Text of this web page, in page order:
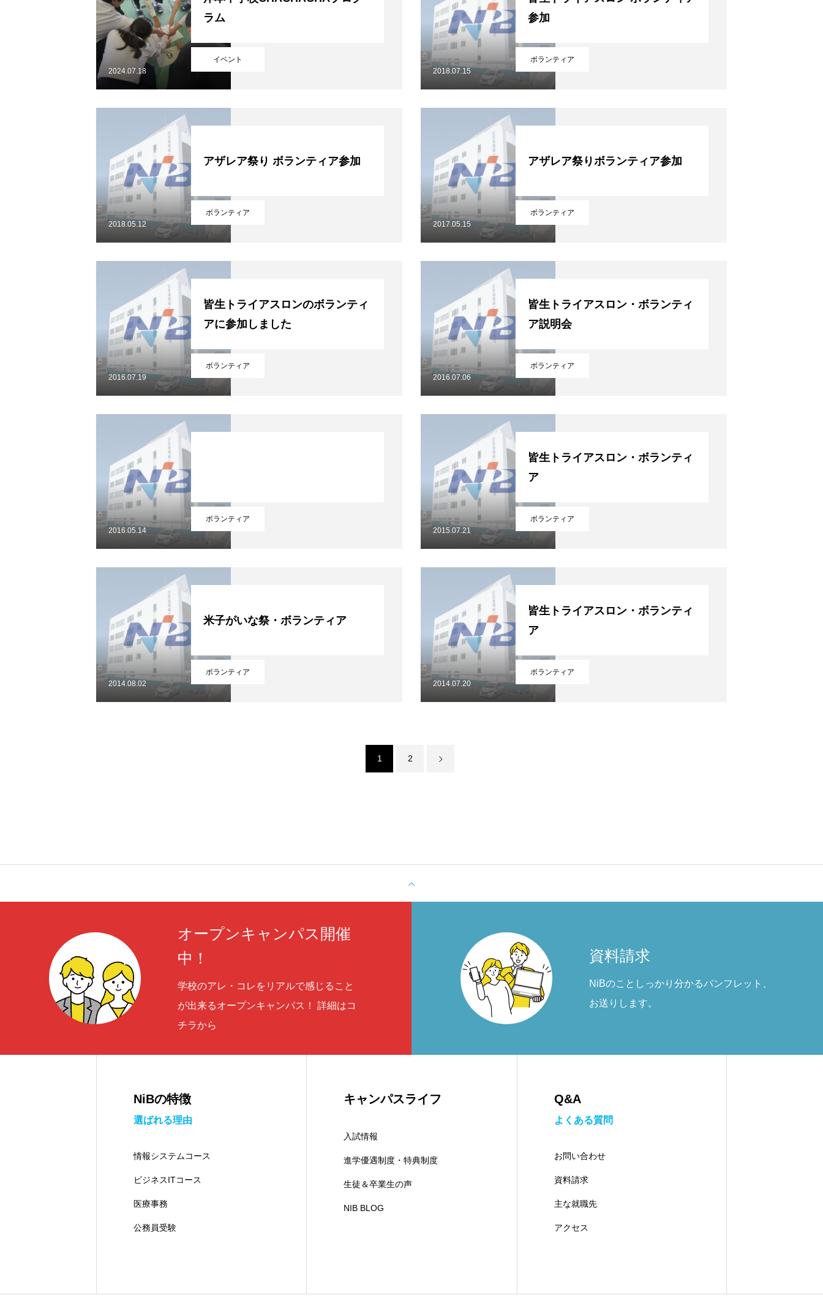
支援制度
お問い合わせ
アクセス
NiBキャンパスブログ
情報公開 プライバシーポリシー
イベント
ラム
2024.07.18
ボランティア
参加
2018.07.15
ボランティア
アザレア祭り ボランティア参加
2018.05.12
ボランティア
アザレア祭りボランティア参加
2017.05.15
ボランティア
皆生トライアスロンのボランティ
アに参加しました
2016.07.19
ボランティア
皆生トライアスロン・ボランティ
ア説明会
2016.07.06
ボランティア
2016.05.14
ボランティア
皆生トライアスロン・ボランティ
ア
2015.07.21
ボランティア
米子がいな祭・ボランティア
2014.08.02
ボランティア
皆生トライアスロン・ボランティ
ア
2014.07.20
1 2
オープンキャンパス開催
中！
学校のアレ・コレをリアルで感じること
が出来るオープンキャンパス！ 詳細はコ
チラから
資料請求
NiBのことしっかり分かるパンフレット、
お送りします。
NiBの特徴
選ばれる理由
情報システムコース
ビジネスITコース
医療事務
公務員受験
キャンパスライフ
入試情報
進学優遇制度・特典制度
生徒＆卒業生の声
NIB BLOG
Q&A
よくある質問
お問い合わせ
資料請求
主な就職先
アクセス